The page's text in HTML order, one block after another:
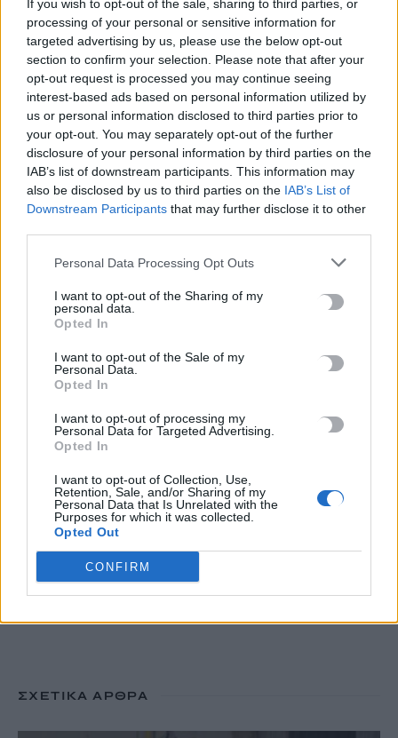
If you wish to opt-out of the sale, sharing to third parties, or
processing of your personal or sensitive information for
targeted advertising by us, please use the below opt-out
section to confirm your selection. Please note that after your
opt-out request is processed you may continue seeing
interest-based ads based on personal information utilized by
us or personal information disclosed to third parties prior to
your opt-out. You may separately opt-out of the further
disclosure of your personal information by third parties on the
IAB’s list of downstream participants. This information may
also be disclosed by us to third parties on the IAB’s List of
Downstream Participants that may further disclose it to other
Personal Data Processing Opt Outs
I want to opt-out of the Sharing of my
personal data.
Opted In
I want to opt-out of the Sale of my
Personal Data.
Opted In
I want to opt-out of processing my
Personal Data for Targeted Advertising.
Opted In
I want to opt-out of Collection, Use,
Retention, Sale, and/or Sharing of my
Personal Data that Is Unrelated with the
Purposes for which it was collected.
Opted Out
CONFIRM
Κεφαλά
8 Αυγούστου, 2026
18χρονος έσπασε παγκόσμιο ρεκόρ ως ο νεότερος άνδρας
καθηγητής -Διδάσκει συνομηλίκους του
8 Αυγούστου, 2026
Πότε θα πληρωθούν οι συντάξεις Σεπτεμβρίου
8 Αυγούστου, 2026
Τα κύματα καύσωνα στην Ιταλία, τη Γαλλία και την Ισπανία
θα αλλάξουν τη γεύση των ευρωπαϊκών κρασιών
Λεύκανση δοντιών: Συμβουλές ειδικών για ένα πιο λαμπερό
χαμόγελο
8 Αυγούστου, 2026
Τρόμος για δύτες: Ήρθαν πρόσωπο με πρόσωπο με λευκό
καρχαρία
TRENDING
ΜΑΘΗΜΑΤΑ # ΚΙΝΕΖΙΚΗ ΓΛΩΣΣΑ
#ΑΝΟΙΑ
ΣΧΕΤΙΚΆ ΆΡΘΡΑ